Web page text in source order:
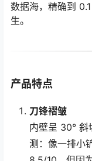
数据海，精确到
生。
产品特点
刀锋褶皱
内壁呈 30° 斜
测：像一排小